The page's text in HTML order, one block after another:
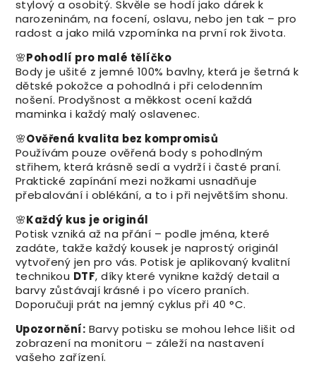
stylový a osobitý. Skvěle se hodí jako dárek k
narozeninám, na focení, oslavu, nebo jen tak – pro
radost a jako milá vzpomínka na první rok života.
🌸Pohodlí pro malé tělíčko
Body je ušité z jemné 100% bavlny, která je šetrná k
dětské pokožce a pohodlná i při celodenním
nošení. Prodyšnost a měkkost ocení každá
maminka i každý malý oslavenec.
🌸Ověřená kvalita bez kompromisů
Používám pouze ověřená body s pohodlným
střihem, která krásně sedí a vydrží i časté praní.
Praktické zapínání mezi nožkami usnadňuje
přebalování i oblékání, a to i při největším shonu.
🌸Každý kus je originál
Potisk vzniká až na přání – podle jména, které
zadáte, takže každý kousek je naprostý originál
vytvořený jen pro vás. Potisk je aplikovaný kvalitní
technikou DTF, díky které vynikne každý detail a
barvy zůstávají krásné i po vícero praních.
Doporučuji prát na jemný cyklus při 40 °C.
Upozornění: Barvy potisku se mohou lehce lišit od
zobrazení na monitoru – záleží na nastavení
vašeho zařízení.